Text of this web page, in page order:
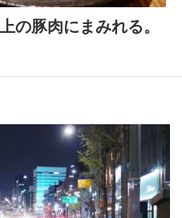
の豚肉にまみれる。